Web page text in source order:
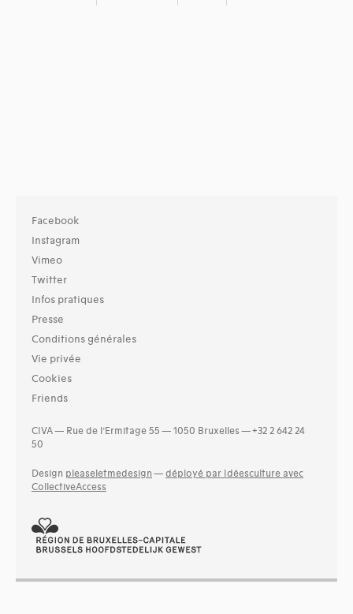
Facebook
Instagram
Vimeo
Twitter
Infos pratiques
Presse
Conditions générales
Vie privée
Cookies
Friends
CIVA — Rue de l’Ermitage 55 — 1050 Bruxelles — +32 2 642 24
50
Design pleaseletmedesign — déployé par Idéesculture avec
CollectiveAccess